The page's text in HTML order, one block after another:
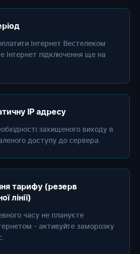
Інтернет Вестелеком
Інтернет підключення ще на
IP адресу
захищеного виходу в
доступу до сервера.
тарифу (резерв
лінії)
часу не плануєте
- активуйте заморозку